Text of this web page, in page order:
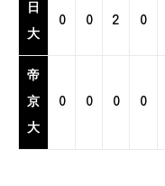
日
大
0 0 2 0
帝
京
大
0 0 0 0